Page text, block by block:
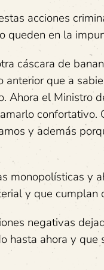
acciones
queden en la
cáscara de
que a
Ahora el Ministro
confortativo.
y además
monopolísticas y
y que cumplan
negativas
hasta ahora y que